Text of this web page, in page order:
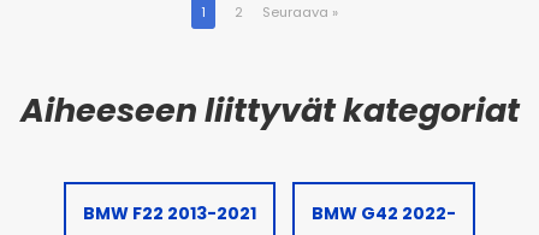
1 2 Seuraava »
BMW F22 2013-2021 BMW G42 2022-